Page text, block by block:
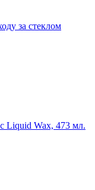
за стеклом
Liquid Wax, 473 мл.